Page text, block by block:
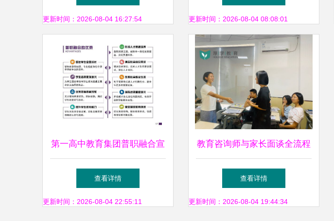
更新时间：2026-08-04 16:27:54 创业大赛动员会暨指导报告会
圆满召开
更新时间：2026-08-04 08:08:01
第一高中教育集团普职融合宣
传册一览 教育信息咨询
查看详情
更新时间：2026-08-04 22:55:11
教育咨询师与家长面谈全流程
指南 从破冰到签约的超级猎
手策略
查看详情
更新时间：2026-08-04 19:44:34